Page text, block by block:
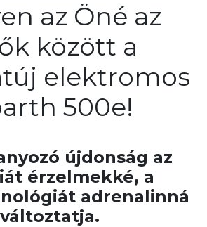
az Öné az
között a
elektromos
500e!
újdonság az
érzelmekké, a
adrenalinná
változtatja.